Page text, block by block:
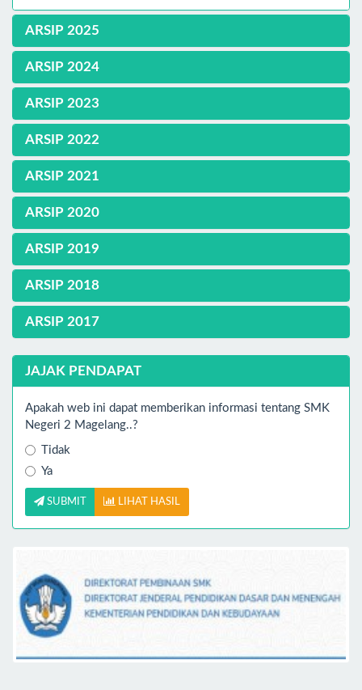
ARSIP 2025
ARSIP 2024
ARSIP 2023
ARSIP 2022
ARSIP 2021
ARSIP 2020
ARSIP 2019
ARSIP 2018
ARSIP 2017
JAJAK PENDAPAT
Apakah web ini dapat memberikan informasi tentang SMK
Negeri 2 Magelang..?
Tidak
Ya
SUBMIT LIHAT HASIL